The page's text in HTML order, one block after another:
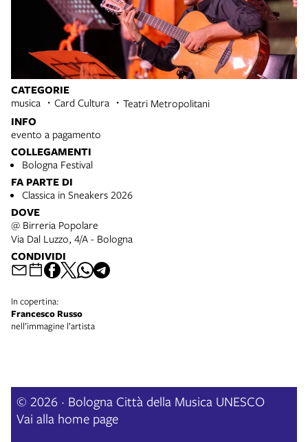
CATEGORIE
musica Card Cultura Teatri Metropolitani
INFO
evento a pagamento
COLLEGAMENTI
Bologna Festival
FA PARTE DI
Classica in Sneakers 2026
DOVE
@ Birreria Popolare
Via Dal Luzzo, 4/A - Bologna
CONDIVIDI
In copertina:
Francesco Russo
nell’immagine l’artista
© 2026 · Bologna Città della Musica UNESCO
Vai alla home page